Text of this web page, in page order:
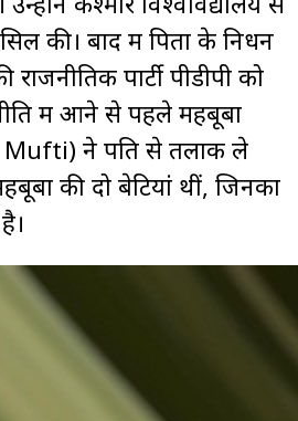
की। बाद में पिता के निधन
पार्टी पीडीपी को
में आने से पहले महबूबा
ने पति से तलाक ले
की दो बेटियां थीं, जिनका